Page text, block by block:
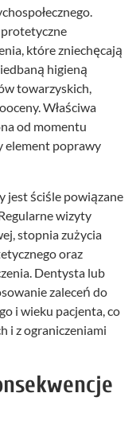
protetyczne
które zniechęcają
higieną
towarzyskich,
Właściwa
od momentu
element poprawy
jest ściśle powiązane
wizyty
stopnia zużycia
oraz
Dentysta lub
zaleceń do
i wieku pacjenta, co
i z ograniczeniami